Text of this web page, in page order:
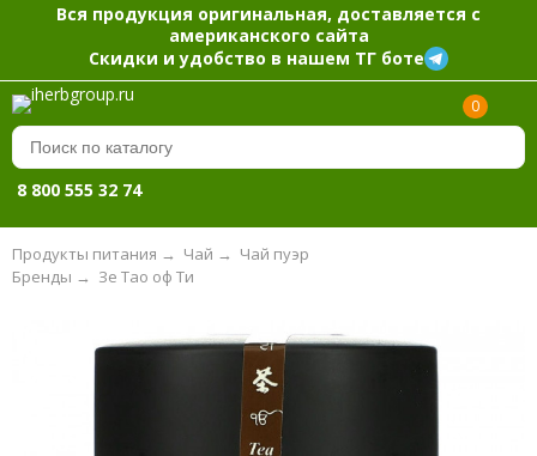
Вся продукция оригинальная, доставляется с
американского сайта
Скидки и удобство в нашем ТГ боте
0
8 800 555 32 74
Продукты питания → Чай → Чай пуэр
Зе Тао оф Ти
Бренды →